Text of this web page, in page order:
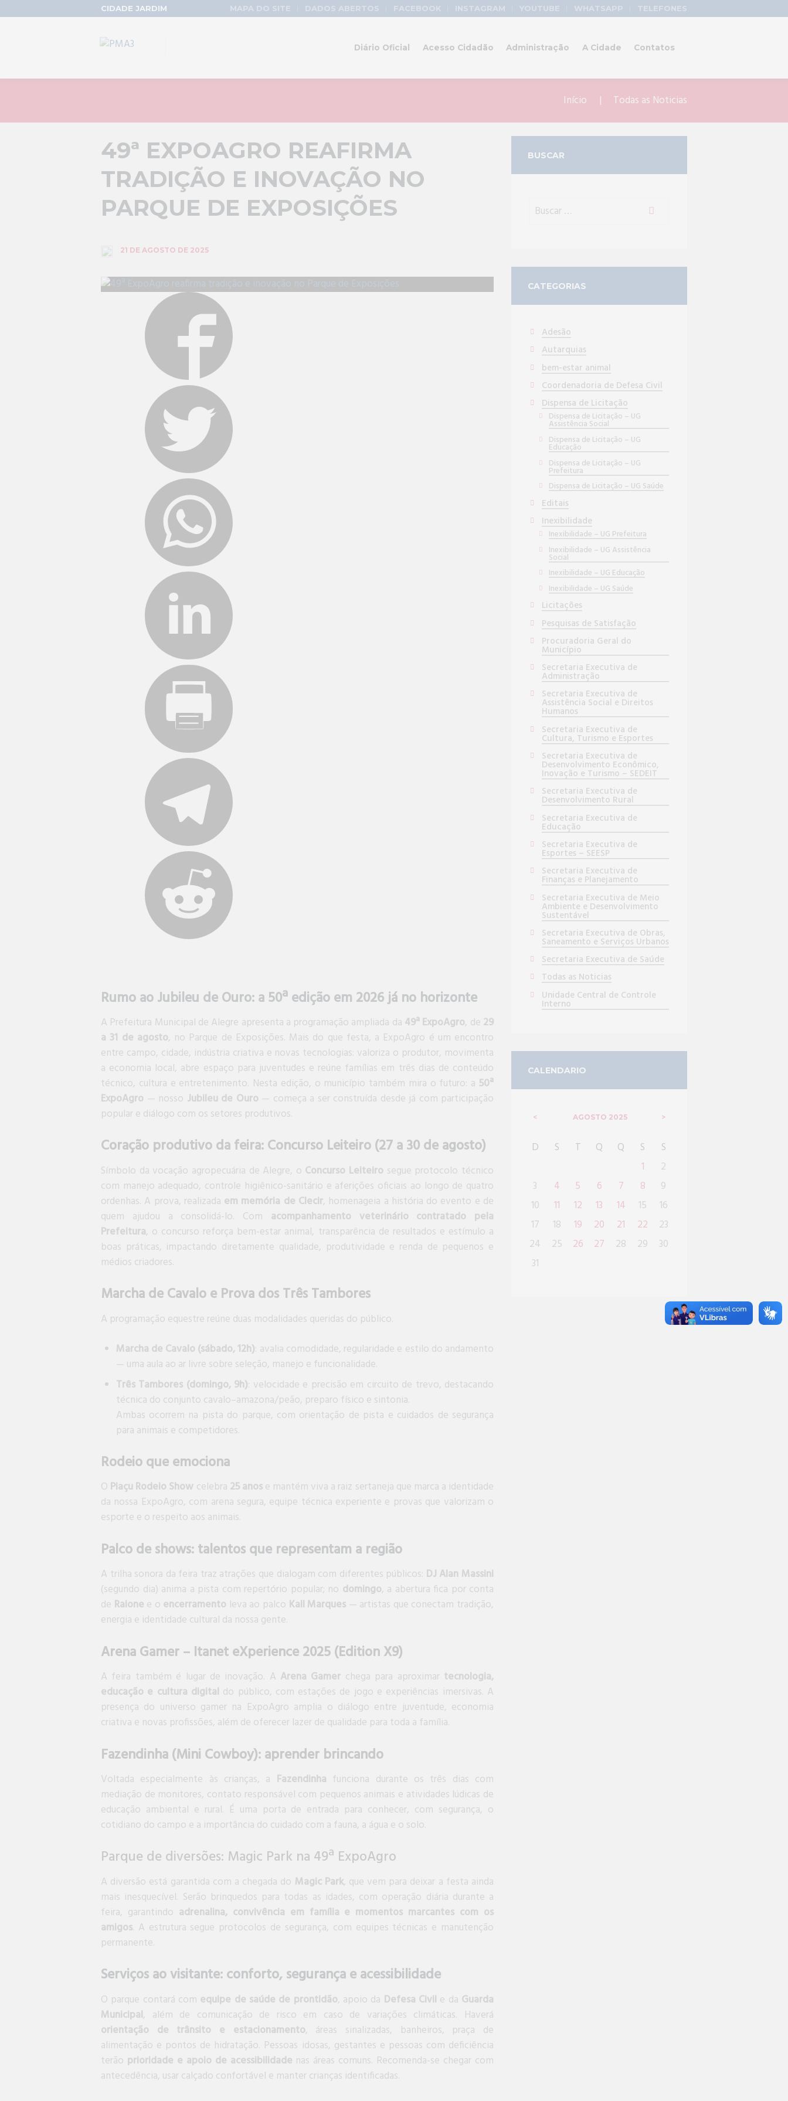
CIDADE JARDIM MAPA DO SITE DADOS ABERTOS FACEBOOK INSTAGRAM YOUTUBE WHATSAPP TELEFONES
Diário Oficial Acesso Cidadão Administração A Cidade Contatos
Início Todas as Noticias
49ª EXPOAGRO REAFIRMA
TRADIÇÃO E INOVAÇÃO NO
PARQUE DE EXPOSIÇÕES
21 DE AGOSTO DE 2025
Rumo ao Jubileu de Ouro: a 50ª edição em 2026 já no horizonte
A Prefeitura Municipal de Alegre apresenta a programação ampliada da 49ª ExpoAgro, de 29
a 31 de agosto, no Parque de Exposições. Mais do que festa, a ExpoAgro é um encontro
entre campo, cidade, indústria criativa e novas tecnologias: valoriza o produtor, movimenta
a economia local, abre espaço para juventudes e reúne famílias em três dias de conteúdo
técnico, cultura e entretenimento. Nesta edição, o município também mira o futuro: a 50ª
ExpoAgro — nosso Jubileu de Ouro — começa a ser construída desde já com participação
popular e diálogo com os setores produtivos.
Coração produtivo da feira: Concurso Leiteiro (27 a 30 de agosto)
Símbolo da vocação agropecuária de Alegre, o Concurso Leiteiro segue protocolo técnico
com manejo adequado, controle higiênico-sanitário e aferições oficiais ao longo de quatro
ordenhas. A prova, realizada em memória de Clecir, homenageia a história do evento e de
quem ajudou a consolidá-lo. Com acompanhamento veterinário contratado pela
Prefeitura, o concurso reforça bem-estar animal, transparência de resultados e estímulo a
boas práticas, impactando diretamente qualidade, produtividade e renda de pequenos e
médios criadores.
Marcha de Cavalo e Prova dos Três Tambores
A programação equestre reúne duas modalidades queridas do público.
Marcha de Cavalo (sábado, 12h): avalia comodidade, regularidade e estilo do andamento
— uma aula ao ar livre sobre seleção, manejo e funcionalidade.
Três Tambores (domingo, 9h): velocidade e precisão em circuito de trevo, destacando
técnica do conjunto cavalo–amazona/peão, preparo físico e sintonia.
Ambas ocorrem na pista do parque, com orientação de pista e cuidados de segurança
para animais e competidores.
Rodeio que emociona
O Piaçu Rodeio Show celebra 25 anose mantém viva a raiz sertaneja que marca a identidade
da nossa ExpoAgro, com arena segura, equipe técnica experiente e provas que valorizam o
esporte e o respeito aos animais.
Palco de shows: talentos que representam a região
A trilha sonora da feira traz atrações que dialogam com diferentes públicos: DJ Alan Massini
(segundo dia) anima a pista com repertório popular; no domingo, a abertura fica por conta
de Raione e o encerramento leva ao palco Kall Marques — artistas que conectam tradição,
energia e identidade cultural da nossa gente.
Arena Gamer – Itanet eXperience 2025 (Edition X9)
A feira também é lugar de inovação. A Arena Gamer chega para aproximar tecnologia,
educação e cultura digital do público, com estações de jogo e experiências imersivas. A
presença do universo gamer na ExpoAgro amplia o diálogo entre juventude, economia
criativa e novas profissões, além de oferecer lazer de qualidade para toda a família.
Fazendinha (Mini Cowboy): aprender brincando
Voltada especialmente às crianças, a Fazendinha funciona durante os três dias com
mediação de monitores, contato responsável com pequenos animais e atividades lúdicas de
educação ambiental e rural. É uma porta de entrada para conhecer, com segurança, o
cotidiano do campo e a importância do cuidado com a fauna, a água e o solo.
Parque de diversões: Magic Park na 49ª ExpoAgro
A diversão está garantida com a chegada do Magic Park, que vem para deixar a festa ainda
mais inesquecível. Serão brinquedos para todas as idades, com operação diária durante a
feira, garantindo adrenalina, convivência em família e momentos marcantes com os
amigos. A estrutura segue protocolos de segurança, com equipes técnicas e manutenção
permanente.
Serviços ao visitante: conforto, segurança e acessibilidade
O parque contará com equipe de saúde de prontidão, apoio da Defesa Civil e da Guarda
Municipal, além de comunicação de risco em caso de variações climáticas. Haverá
orientação de trânsito e estacionamento, áreas sinalizadas, banheiros, praça de
alimentação e pontos de hidratação. Pessoas idosas, gestantes e pessoas com deficiência
terão prioridade e apoio de acessibilidade nas áreas comuns. Recomenda-se chegar com
antecedência, usar calçado confortável e manter crianças identificadas.
BUSCAR
CATEGORIAS
Adesão
Autarquias
bem-estar animal
Coordenadoria de Defesa Civil
Dispensa de Licitação
Dispensa de Licitação – UG
Assistência Social
Dispensa de Licitação – UG
Educação
Dispensa de Licitação – UG
Prefeitura
Dispensa de Licitação – UG Saúde
Editais
Inexibilidade
Inexibilidade – UG Prefeitura
Inexibilidade – UG Assistência
Social
Inexibilidade – UG Educação
Inexibilidade – UG Saúde
Licitações
Pesquisas de Satisfação
Procuradoria Geral do
Município
Secretaria Executiva de
Administração
Secretaria Executiva de
Assistência Social e Direitos
Humanos
Secretaria Executiva de
Cultura, Turismo e Esportes
Secretaria Executiva de
Desenvolvimento Econômico,
Inovação e Turismo – SEDEIT
Secretaria Executiva de
Desenvolvimento Rural
Secretaria Executiva de
Educação
Secretaria Executiva de
Esportes – SEESP
Secretaria Executiva de
Finanças e Planejamento
Secretaria Executiva de Meio
Ambiente e Desenvolvimento
Sustentável
Secretaria Executiva de Obras,
Saneamento e Serviços Urbanos
Secretaria Executiva de Saúde
Todas as Noticias
Unidade Central de Controle
Interno
CALENDARIO
AGOSTO 2025
D S T Q Q S
S
1
2
3
4 5 6 7 8
9
10
11 12 13 14 15
16
17
18 19 20 21 22
23
24
25 26 27 28 29
30
31